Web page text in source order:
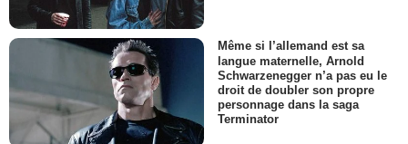
Même si l’allemand est sa
langue maternelle, Arnold
Schwarzenegger n’a pas eu le
droit de doubler son propre
personnage dans la saga
Terminator